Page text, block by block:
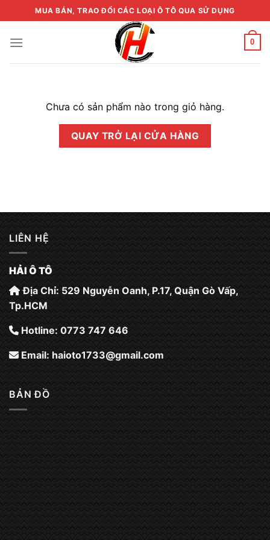
to
content
MUA BÁN, TRAO ĐỔI CÁC LOẠI Ô TÔ QUA SỬ DỤNG
0
Chưa có sản phẩm nào trong giỏ hàng.
QUAY TRỞ LẠI CỬA HÀNG
LIÊN HỆ
HẢI Ô TÔ
Địa Chỉ: 529 Nguyễn Oanh, P.17, Quận Gò Vấp,
Tp.HCM
Hotline: 0773 747 646
Email:haioto1733@gmail.com
BẢN ĐỒ